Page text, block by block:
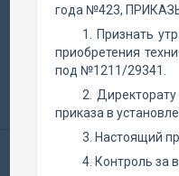
года №423,
1. Признать
приобретения
под №1211/29341.
2.
приказа в
3. Настоящий
4. Контроль за